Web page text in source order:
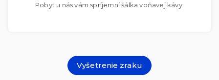
Pobyt u nás vám spríjemní šálka voňavej kávy.
Vyšetrenie zraku